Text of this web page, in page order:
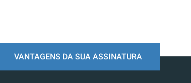
VANTAGENS DA SUA ASSINATURA